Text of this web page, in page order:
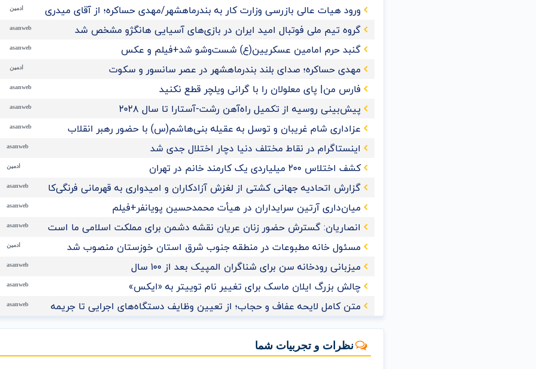
ادمین
ورود هیات عالی بازرسی وزارت کار به بندرماهشهر/مهدی حساکره؛ از آقای میدری تشکر میکنم
asanweb گروه تیم ملی فوتبال امید ایران در بازی‌های آسیایی هانگژو مشخص شد
asanweb گنبد حرم امامین عسکریین(ع) شست‌وشو شد+فیلم و عکس
ادمین مهدی حساکره؛ صدای بلند بندرماهشهر در عصر سانسور و سکوت
asanweb فارس من| پای معلولان را با گرانی ویلچر قطع نکنید
asanweb پیش‌بینی روسیه از تکمیل راه‌آهن رشت-آستارا تا سال ‌۲۰۲۸
asanweb عزاداری شام غریبان و توسل به عقیله بنی‌هاشم(س) با حضور رهبر انقلاب
asanweb اینستاگرام در نقاط مختلف دنیا دچار اختلال جدی شد
ادمین کشف اختلاس ۲۰۰ میلیاردی یک کارمند خانم در تهران
asanweb
گزارش اتحادیه جهانی کشتی از لغزش آزادکاران و امیدواری به قهرمانی فرنگی‌کاران نوجوان
asanweb میان‌داری آرتین سرایداران در هیأت محمدحسین پویانفر+فیلم
asanweb انصاریان: گسترش حضور زنان عریان نقشه دشمن برای مملکت اسلامی ما است
ادمین مسئول خانه مطبوعات در منطقه جنوب شرق استان خوزستان منصوب شد
asanweb میزبانی رودخانه سن برای شناگران المپیک بعد از ۱۰۰ سال
asanweb چالش بزرگ ایلان ماسک برای تغییر نام توییتر به «ایکس»
asanweb
متن کامل لایحه عفاف و حجاب؛ از تعیین وظایف دستگاه‌های اجرایی تا جریمه نقدی برای
نظرات و تجربیات شما